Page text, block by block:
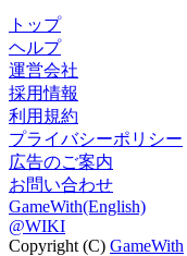
トップ
ヘルプ
運営会社
採用情報
利用規約
プライバシーポリシー
広告のご案内
お問い合わせ
GameWith(English)
@WIKI
Copyright (C) GameWith